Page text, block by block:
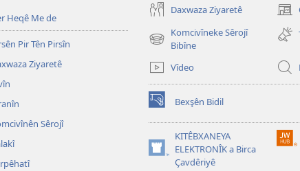
Heqê Me de
Pir Tên Pirsîn
Ziyaretê
Sêrojî
Daxwaza Ziyaretê
new
Komcivîneke Sêrojî
Bibîne
(opens
window)Vîdeo
Bexşên Bidil
(opens
new
window)KITÊBXANEYA
ELEKTRONÎK a Birca
Çavdêriyê
(opens